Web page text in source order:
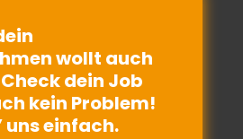
wollt auch
dein Job
kein Problem!
uns einfach.